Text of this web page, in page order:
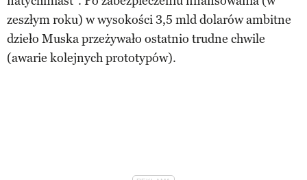
zeszłym roku) w wysokości 3,5 mld dolarów ambitne
dzieło Muska przeżywało ostatnio trudne chwile
(awarie kolejnych prototypów).